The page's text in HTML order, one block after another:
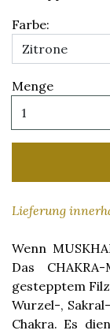
Farbe:
Menge
Lieferung
Wenn
Das
gestepptem
Wurzel-,
Chakra. Es